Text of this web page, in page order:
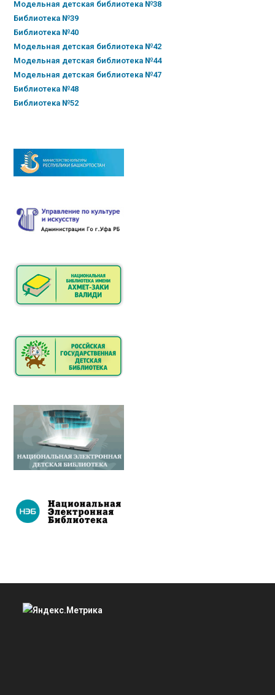
Модельная детская библиотека №38
Библиотека №39
Библиотека №40
Модельная детская библиотека №42
Модельная детская библиотека №44
Модельная детская библиотека №47
Библиотека №48
Библиотека №52